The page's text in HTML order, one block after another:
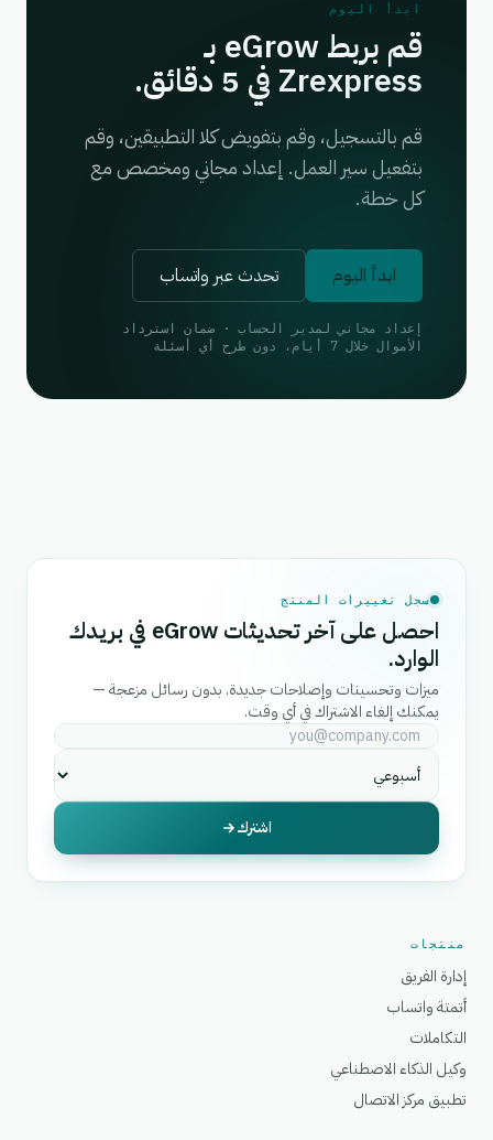
ابدأ اليوم
قم بربط eGrow بـ
Zrexpress في 5 دقائق.
قم بالتسجيل، وقم بتفويض كلا التطبيقين، وقم
بتفعيل سير العمل. إعداد مجاني ومخصص مع
كل خطة.
ابدأ اليوم تحدث عبر واتساب
إعداد مجاني لمدير الحساب · ضمان استرداد
الأموال خلال 7 أيام، دون طرح أي أسئلة
سجل تغييرات المنتج
احصل على آخر تحديثات eGrow في بريدك
الوارد.
ميزات وتحسينات وإصلاحات جديدة. بدون رسائل مزعجة —
يمكنك إلغاء الاشتراك في أي وقت.
اشترك
منتجات
إدارة الفريق
أتمتة واتساب
التكاملات
وكيل الذكاء الاصطناعي
تطبيق مركز الاتصال